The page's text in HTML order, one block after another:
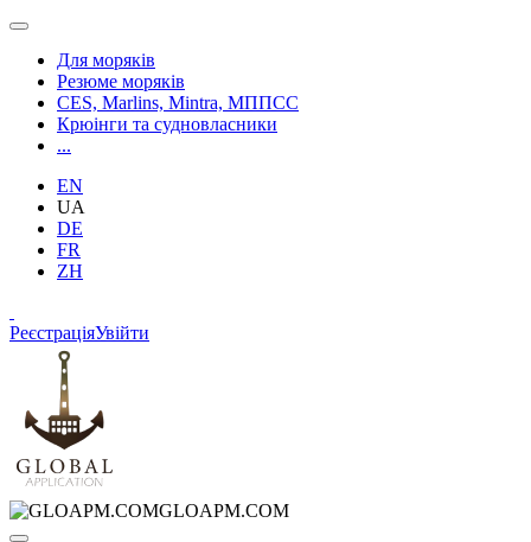
Для моряків
Резюме моряків
CES, Marlins, Mintra, МППСС
Крюінги та судновласники
...
EN
UA
DE
FR
ZH
РеєстраціяУвійти
GLOAPM.COM